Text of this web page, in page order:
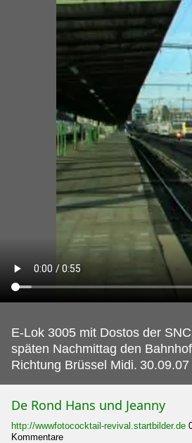
E-Lok 3005 mit Dostos der
späten Nachmittag den
Richtung Brüssel Midi. 30.09.07
De Rond Hans und Jeanny
http://wwwfotococktail-revival.startbilder.de
Kommentare